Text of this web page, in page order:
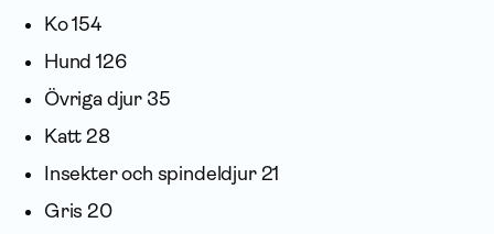
Ko 154
Hund 126
Övriga djur 35
Katt 28
Insekter och spindeldjur 21
Gris 20